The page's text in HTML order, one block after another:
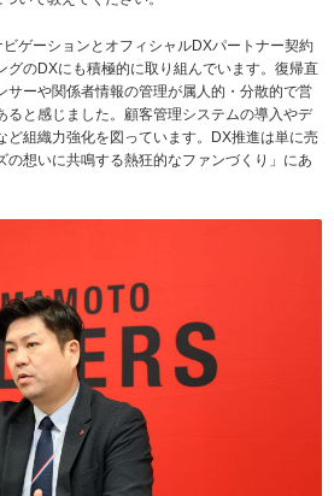
ビゲーションとオフィシャルDXパートナー契約
グのDXにも積極的に取り組んでいます。復帰直
サーや関係者情報の管理が属人的・分散的で営
ると感じました。顧客管理システムの導入やデ
ど組織力強化を図っています。DX推進は単に売
の想いに共鳴する熱狂的なファンづくり」にあ